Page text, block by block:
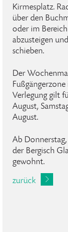
Kirmesplatz.
über den
oder im
abzusteigen
schieben.
Der
Verlegung gilt
August,
August.
Ab
der Bergisch
gewohnt.
zurück